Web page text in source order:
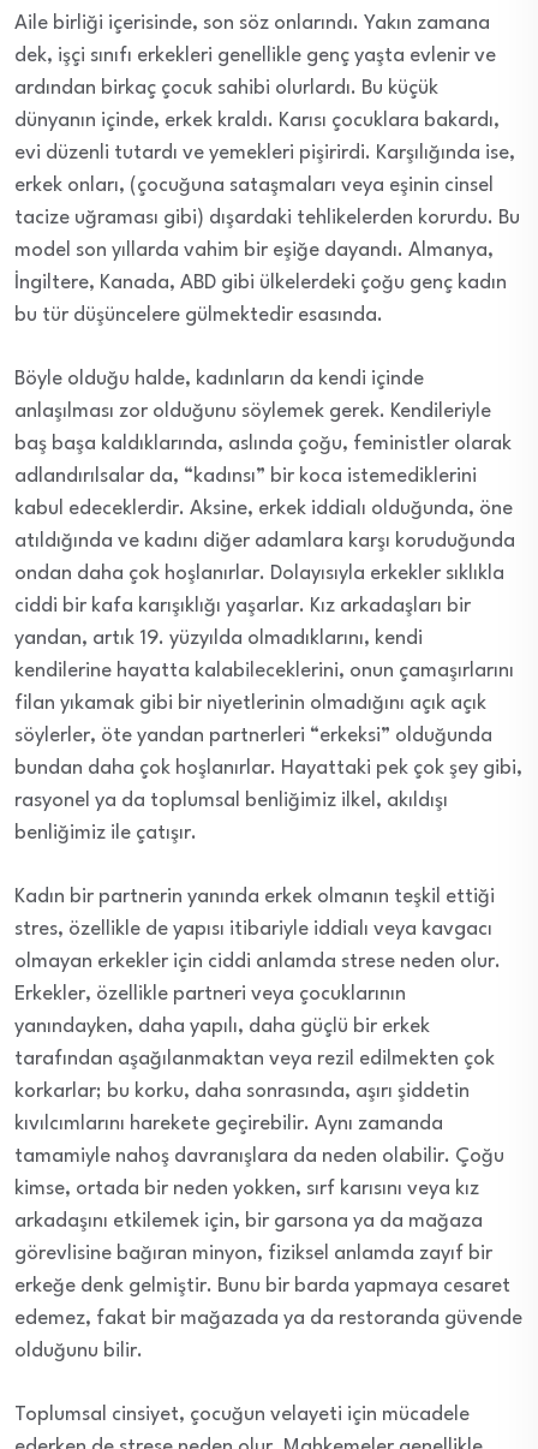
Aile birliği içerisinde, son söz onlarındı. Yakın zamana
dek, işçi sınıfı erkekleri genellikle genç yaşta evlenir ve
ardından birkaç çocuk sahibi olurlardı. Bu küçük
dünyanın içinde, erkek kraldı. Karısı çocuklara bakardı,
evi düzenli tutardı ve yemekleri pişirirdi. Karşılığında ise,
erkek onları, (çocuğuna sataşmaları veya eşinin cinsel
tacize uğraması gibi) dışardaki tehlikelerden korurdu. Bu
model son yıllarda vahim bir eşiğe dayandı. Almanya,
İngiltere, Kanada, ABD gibi ülkelerdeki çoğu genç kadın
bu tür düşüncelere gülmektedir esasında.
Böyle olduğu halde, kadınların da kendi içinde
anlaşılması zor olduğunu söylemek gerek. Kendileriyle
baş başa kaldıklarında, aslında çoğu, feministler olarak
adlandırılsalar da, “kadınsı” bir koca istemediklerini
kabul edeceklerdir. Aksine, erkek iddialı olduğunda, öne
atıldığında ve kadını diğer adamlara karşı koruduğunda
ondan daha çok hoşlanırlar. Dolayısıyla erkekler sıklıkla
ciddi bir kafa karışıklığı yaşarlar. Kız arkadaşları bir
yandan, artık 19. yüzyılda olmadıklarını, kendi
kendilerine hayatta kalabileceklerini, onun çamaşırlarını
filan yıkamak gibi bir niyetlerinin olmadığını açık açık
söylerler, öte yandan partnerleri “erkeksi” olduğunda
bundan daha çok hoşlanırlar. Hayattaki pek çok şey gibi,
rasyonel ya da toplumsal benliğimiz ilkel, akıldışı
benliğimiz ile çatışır.
Kadın bir partnerin yanında erkek olmanın teşkil ettiği
stres, özellikle de yapısı itibariyle iddialı veya kavgacı
olmayan erkekler için ciddi anlamda strese neden olur.
Erkekler, özellikle partneri veya çocuklarının
yanındayken, daha yapılı, daha güçlü bir erkek
tarafından aşağılanmaktan veya rezil edilmekten çok
korkarlar; bu korku, daha sonrasında, aşırı şiddetin
kıvılcımlarını harekete geçirebilir. Aynı zamanda
tamamiyle nahoş davranışlara da neden olabilir. Çoğu
kimse, ortada bir neden yokken, sırf karısını veya kız
arkadaşını etkilemek için, bir garsona ya da mağaza
görevlisine bağıran minyon, fiziksel anlamda zayıf bir
erkeğe denk gelmiştir. Bunu bir barda yapmaya cesaret
edemez, fakat bir mağazada ya da restoranda güvende
olduğunu bilir.
Toplumsal cinsiyet, çocuğun velayeti için mücadele